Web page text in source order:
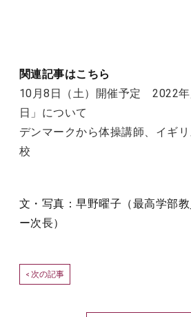
関連記事はこちら
10月8日（土）開催予定 2022
日」について
デンマークから体操講師、イギ
校
文・写真：早野曜子（最高学部
ー次長）
< 次の記事